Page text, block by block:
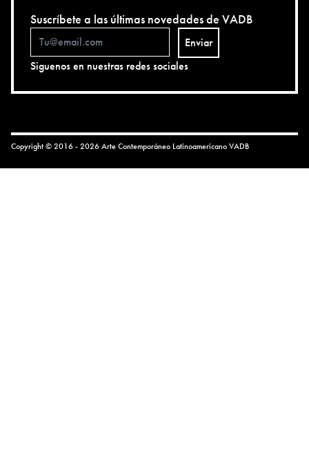
Suscríbete a las últimas novedades de VADB
Enviar
Siguenos en nuestras redes sociales
Copyright © 2016 - 2026 Arte Contemporáneo LatinoamericanoVADB